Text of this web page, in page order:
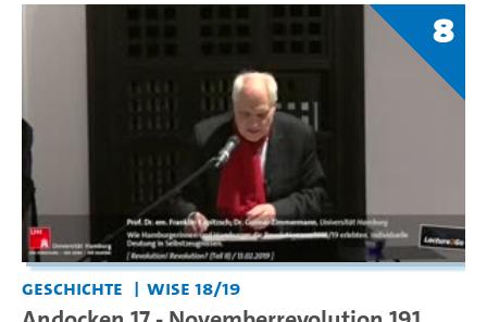
8
Geschichte WiSe 18/19